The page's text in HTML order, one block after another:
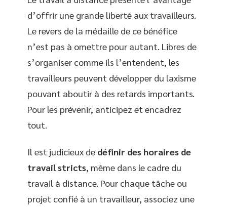
d’offrir une grande liberté aux travailleurs.
Le revers de la médaille de ce bénéfice
n’est pas à omettre pour autant. Libres de
s’organiser comme ils l’entendent, les
travailleurs peuvent développer du laxisme
pouvant aboutir à des retards importants.
Pour les prévenir, anticipez et encadrez
tout.
Il est judicieux de définir des horaires de
travail stricts, même dans le cadre du
travail à distance. Pour chaque tâche ou
projet confié à un travailleur, associez une